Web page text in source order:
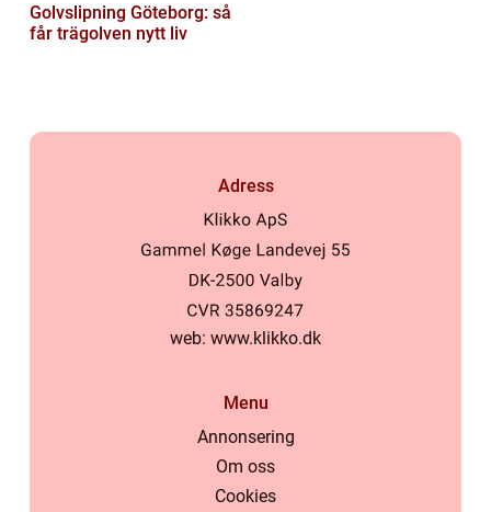
Golvslipning Göteborg: så
får trägolven nytt liv
Adress
web: www.klikko.dk
Menu
Annonsering
Om oss
Cookies